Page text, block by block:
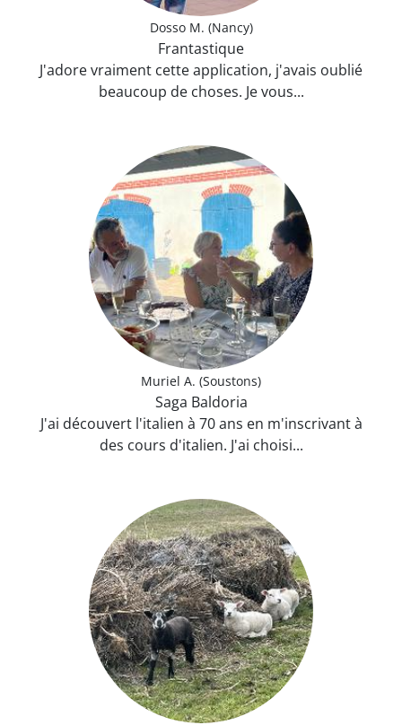
Dosso M. (Nancy)
Frantastique
J'adore vraiment cette application, j'avais oublié
beaucoup de choses. Je vous...
Muriel A. (Soustons)
Saga Baldoria
J'ai découvert l'italien à 70 ans en m'inscrivant à
des cours d'italien. J'ai choisi...